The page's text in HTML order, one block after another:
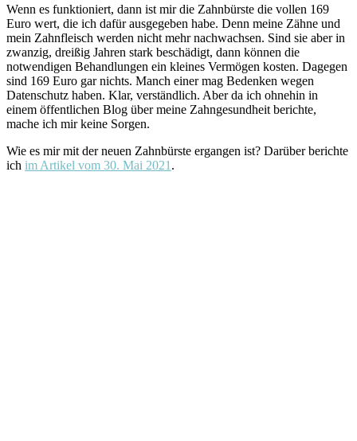
Wenn es funktioniert, dann ist mir die Zahnbürste die vollen 169
Euro wert, die ich dafür ausgegeben habe. Denn meine Zähne und
mein Zahnfleisch werden nicht mehr nachwachsen. Sind sie aber in
zwanzig, dreißig Jahren stark beschädigt, dann können die
notwendigen Behandlungen ein kleines Vermögen kosten. Dagegen
sind 169 Euro gar nichts. Manch einer mag Bedenken wegen
Datenschutz haben. Klar, verständlich. Aber da ich ohnehin in
einem öffentlichen Blog über meine Zahngesundheit berichte,
mache ich mir keine Sorgen.
Wie es mir mit der neuen Zahnbürste ergangen ist? Darüber berichte
ich im Artikel vom 30. Mai 2021 .